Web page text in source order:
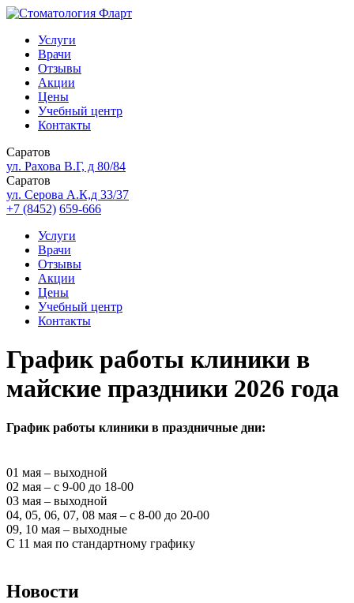
Услуги
Врачи
Отзывы
Акции
Цены
Учебный центр
Контакты
Саратов
ул. Рахова В.Г, д 80/84
Саратов
ул. Серова А.К,д 33/37
+7 (8452) 659-666
Услуги
Врачи
Отзывы
Акции
Цены
Учебный центр
Контакты
График работы клиники в
майские праздники 2026 года
График работы клиники в праздничные дни:
01 мая – выходной
02 мая – с 9-00 до 18-00
03 мая – выходной
04, 05, 06, 07, 08 мая – с 8-00 до 20-00
09, 10 мая – выходные
С 11 мая по стандартному графику
Новости